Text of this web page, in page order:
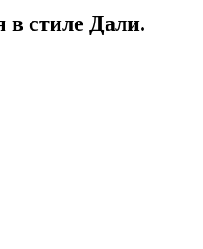
в стиле Дали.